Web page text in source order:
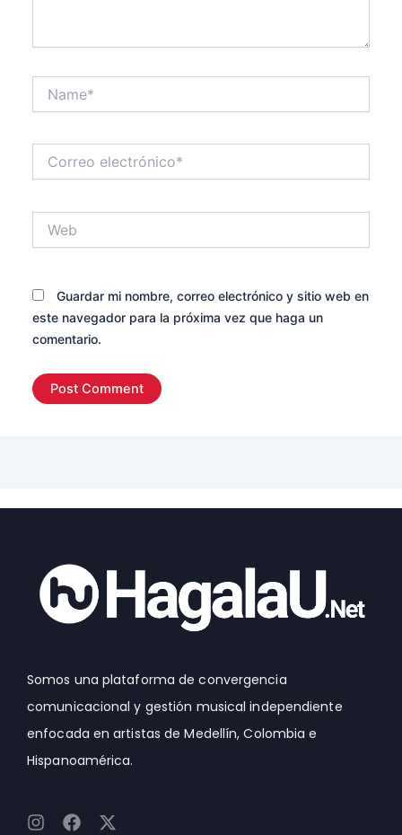
electrónico*
Guardar mi nombre, correo electrónico y sitio web en
este navegador para la próxima vez que haga un
comentario.
Somos una plataforma de convergencia
comunicacional y gestión musical independiente
enfocada en artistas de Medellín, Colombia e
Hispanoamérica.
I
F
X